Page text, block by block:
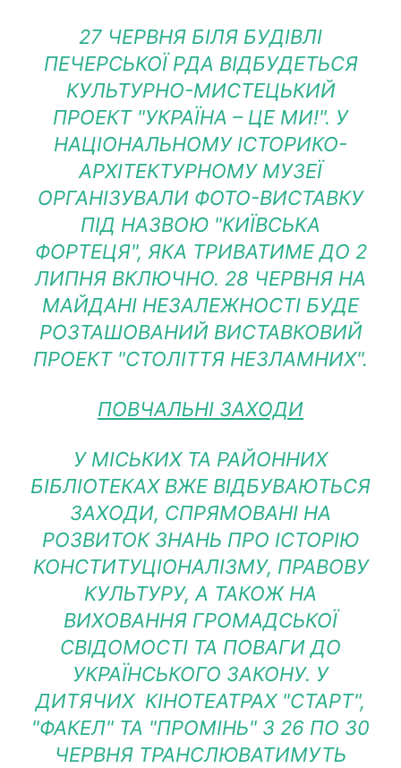
27 ЧЕРВНЯ БІЛЯ БУДІВЛІ
ПЕЧЕРСЬКОЇ РДА ВІДБУДЕТЬСЯ
КУЛЬТУРНО-МИСТЕЦЬКИЙ
ПРОЕКТ "УКРАЇНА – ЦЕ МИ!". У
НАЦІОНАЛЬНОМУ ІСТОРИКО-
АРХІТЕКТУРНОМУ МУЗЕЇ
ОРГАНІЗУВАЛИ ФОТО-ВИСТАВКУ
ПІД НАЗВОЮ "КИЇВСЬКА
ФОРТЕЦЯ", ЯКА ТРИВАТИМЕ ДО 2
ЛИПНЯ ВКЛЮЧНО. 28 ЧЕРВНЯ НА
МАЙДАНІ НЕЗАЛЕЖНОСТІ БУДЕ
РОЗТАШОВАНИЙ ВИСТАВКОВИЙ
ПРОЕКТ "СТОЛІТТЯ НЕЗЛАМНИХ".
ПОВЧАЛЬНІ ЗАХОДИ
У МІСЬКИХ ТА РАЙОННИХ
БІБЛІОТЕКАХ ВЖЕ ВІДБУВАЮТЬСЯ
ЗАХОДИ, СПРЯМОВАНІ НА
РОЗВИТОК ЗНАНЬ ПРО ІСТОРІЮ
КОНСТИТУЦІОНАЛІЗМУ, ПРАВОВУ
КУЛЬТУРУ, А ТАКОЖ НА
ВИХОВАННЯ ГРОМАДСЬКОЇ
СВІДОМОСТІ ТА ПОВАГИ ДО
УКРАЇНСЬКОГО ЗАКОНУ. У
ДИТЯЧИХ КІНОТЕАТРАХ "СТАРТ",
"ФАКЕЛ" ТА "ПРОМІНЬ" З 26 ПО 30
ЧЕРВНЯ ТРАНСЛЮВАТИМУТЬ